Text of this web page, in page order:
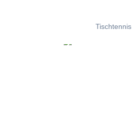
Tischtennis